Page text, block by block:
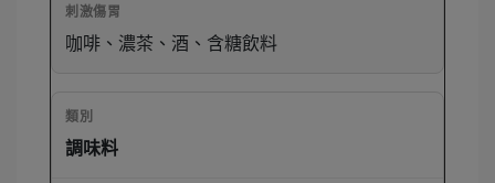
咖啡、濃茶、酒、含糖飲料
調味料